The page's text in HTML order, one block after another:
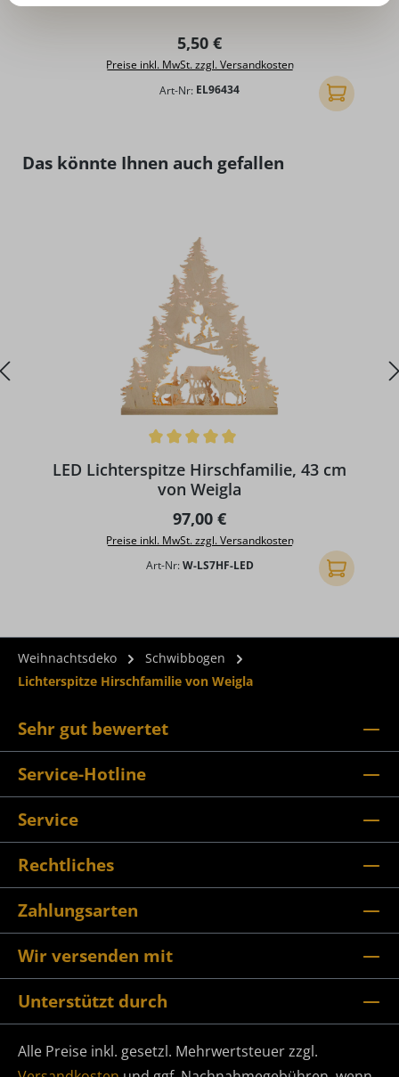
Regulärer Preis:
5,50 €
Preise inkl. MwSt. zzgl. Versandkosten
Art-Nr: EL96434 In den
Produktgalerie überspringen
Das könnte Ihnen auch gefallen
LED Lichterspitze Hirschfamilie, 43 cm
von Weigla
Regulärer Preis:
97,00 €
Preise inkl. MwSt. zzgl. Versandkosten
Art-Nr: W-LS7HF-LED In den
Weihnachtsdeko
Schwibbogen
Lichterspitze Hirschfamilie von Weigla
Sehr gut bewertet
Service-Hotline
Service
Rechtliches
Zahlungsarten
Wir versenden mit
Unterstützt durch
Alle Preise inkl. gesetzl. Mehrwertsteuer zzgl.